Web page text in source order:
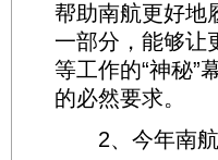
帮助南航更好地
一部分，能够让
等工作的“神秘”
的必然要求。
2、今年南航